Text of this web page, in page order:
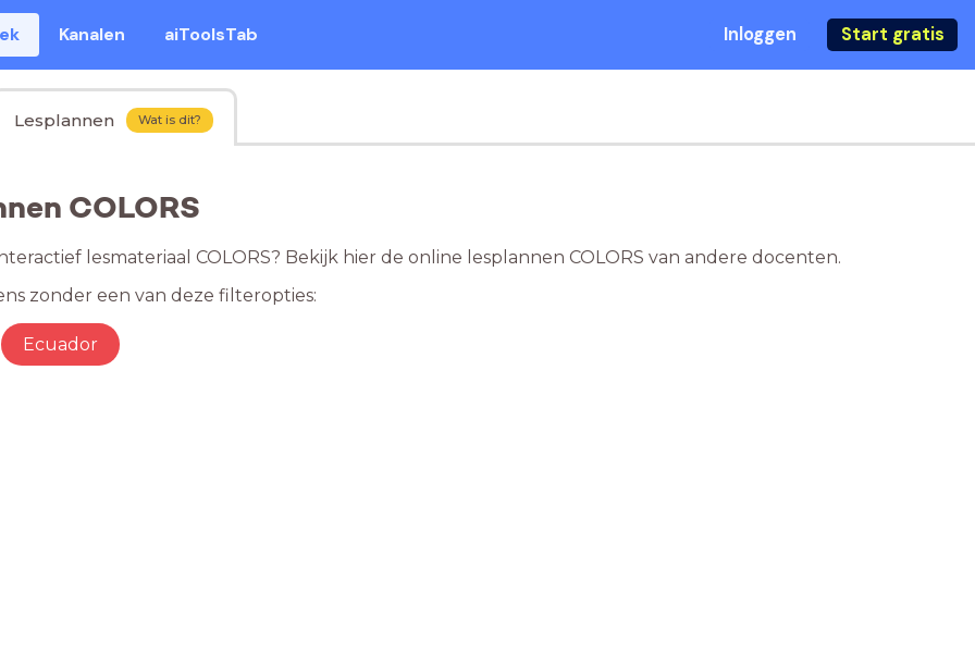
Kanalen aiToolsTab Inloggen Start gratis
Lesplannen Wat is dit?
COLORS
lesmateriaal COLORS? Bekijk hier de online lesplannen COLORS van andere docenten.
zonder een van deze filteropties:
Ecuador